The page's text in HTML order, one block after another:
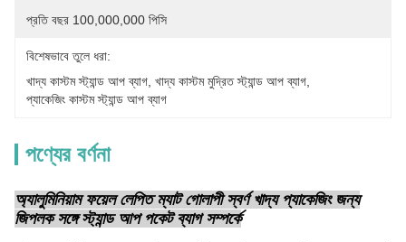
প্রতি বছর 100,000,000 পিসি
বিশেষভাবে তুলে ধরা:
খাদ্য কাস্টম স্ট্যান্ড আপ ব্যাগ খাদ্য কাস্টম মুদ্রিত স্ট্যান্ড আপ ব্যাগ
প্যাকেজিং কাস্টম স্ট্যান্ড আপ ব্যাগ
পণ্যের বর্ণনা
অ্যালুমিনিয়াম ফয়েল লেপিত ম্যাট গোলাপী স্বর্ণ খাদ্য প্যাকেজিং জন্য
জিপলক সঙ্গে স্ট্যান্ড আপ পকেট ব্যাগ সম্পর্কে